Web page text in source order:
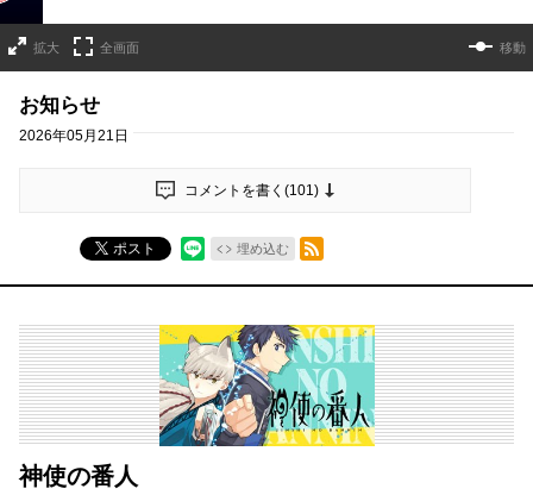
拡大 全画面 移動
お知らせ
2026年05月21日
コメントを書く(101)
ポスト 埋め込む
RSSフィード
神使の番人